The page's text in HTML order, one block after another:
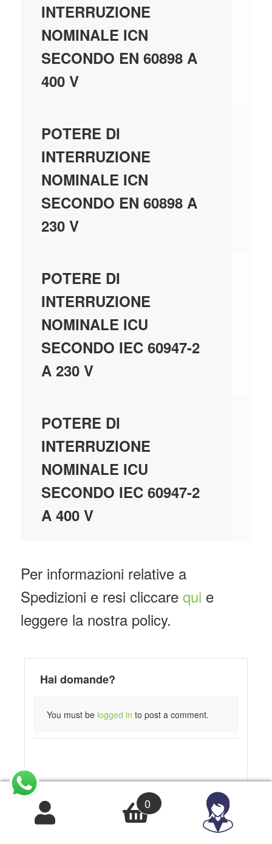
INTERRUZIONE
NOMINALE ICN
SECONDO EN 60898 A
400 V
POTERE DI
INTERRUZIONE
NOMINALE ICN
SECONDO EN 60898 A
230 V
POTERE DI
INTERRUZIONE
NOMINALE ICU
SECONDO IEC 60947-2
A 230 V
POTERE DI
INTERRUZIONE
NOMINALE ICU
SECONDO IEC 60947-2
A 400 V
Per informazioni relative a
Spedizioni e resi cliccare qui e
leggere la nostra policy.
Hai domande?
You must be logged in to post a comment.
Prodotti correlati
0